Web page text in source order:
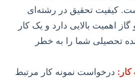
کیفیت تحقیق در رشته‌ای
اهمیت بالایی دارد و یک کار
تحصیلی شما را به خطر
درخواست نمونه کار مرتبط